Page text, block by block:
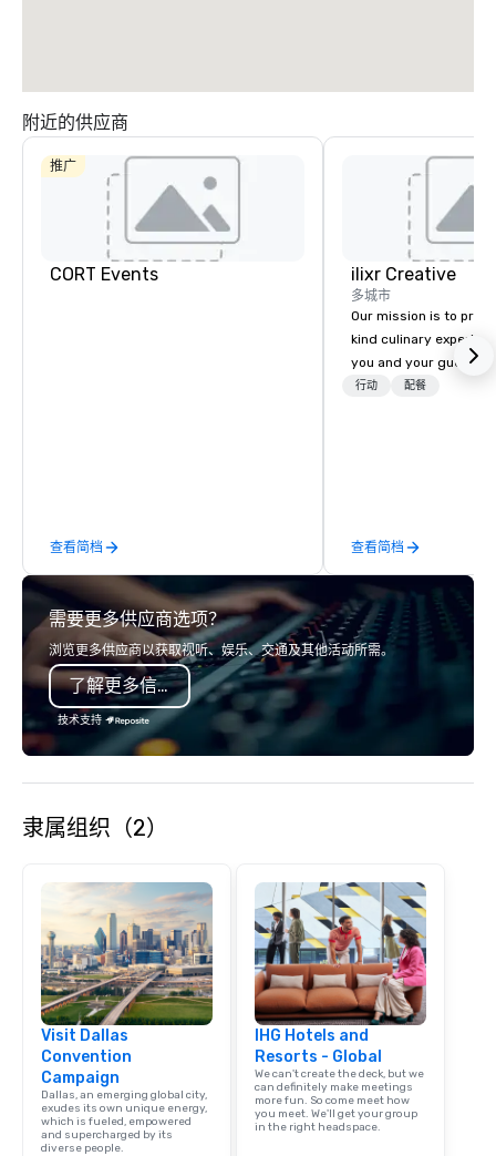
附近的供应商
推广
CORT Events
查看简档
ilixr Creative
多城市
Our mission is to
kind culinary
you and your guests
memories and
catering industry.
行动 配餐
查看简档
需要更多供应商选项？
浏览更多供应商以获取视听、娱乐、交通及其他活动所需。
了解更多信息
技术支持
隶属组织（2）
Visit Dallas
Convention
Campaign
Dallas, an emerging global city,
exudes its own unique energy,
which is fueled, empowered
and supercharged by its
diverse people.
IHG Hotels and
Resorts - Global
We can't create the deck, but we
can definitely make meetings
more fun. So come meet how
you meet. We'll get your group
in the right headspace.